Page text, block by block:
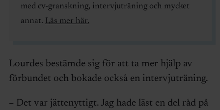
med cv-granskning, intervjuträning och mycket
annat. Läs mer här.
Lourdes bestämde sig för att ta mer hjälp av
förbundet och bokade också en intervjuträning.
– Det var jättenyttigt. Jag hade läst en del råd på